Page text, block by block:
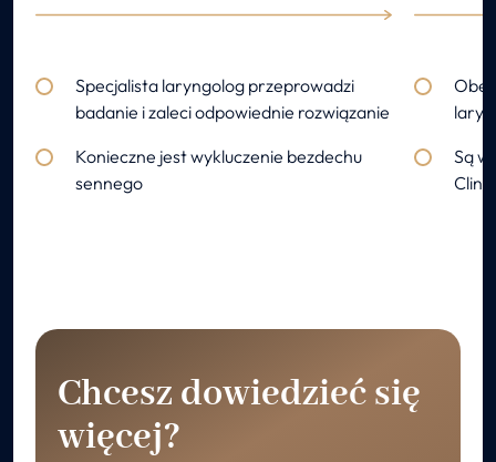
Specjalista laryngolog przeprowadzi
badanie i zaleci odpowiednie rozwiązanie
Konieczne jest wykluczenie bezdechu
sennego
Są
Chcesz dowiedzieć się
więcej?